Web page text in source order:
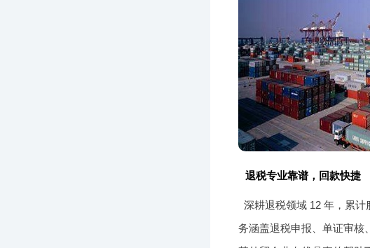
退税专业靠谱，回款快捷
深耕退税领域 12 年，累计
务涵盖退税申报、单证审核